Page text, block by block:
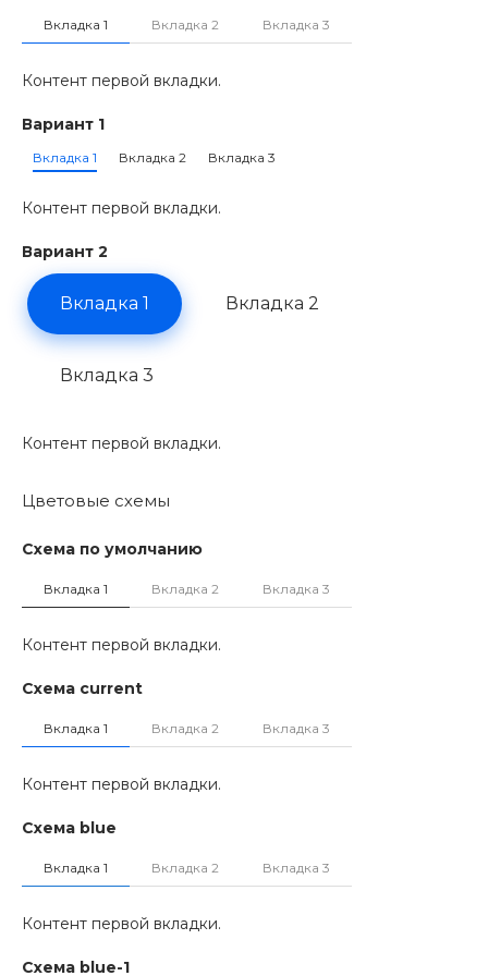
Вкладка 1 Вкладка 2 Вкладка 3
Контент первой вкладки.
Вариант 1
Вкладка 1 Вкладка 2 Вкладка 3
Контент первой вкладки.
Вариант 2
Вкладка 1 Вкладка 2
Вкладка 3
Контент первой вкладки.
Цветовые схемы
Схема по умолчанию
Вкладка 1 Вкладка 2 Вкладка 3
Контент первой вкладки.
Схема current
Вкладка 1 Вкладка 2 Вкладка 3
Контент первой вкладки.
Схема blue
Вкладка 1 Вкладка 2 Вкладка 3
Контент первой вкладки.
Схема blue-1